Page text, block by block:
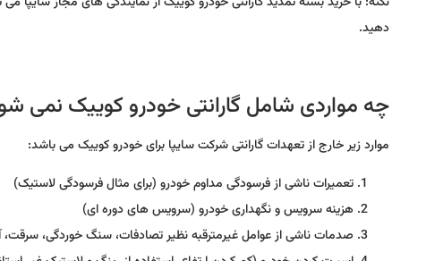
دهید.
چه مواردی شامل گارانتی خودرو کوییک نمی
موارد زیر خارج از تعهدات گارانتی شرکت سایپا برای خودرو کوییک می باشد:
تعمیرات ناشی از فرسودگی مداوم خودرو (برای مثال فرسودگی لاستیک)
هزینه سرویس و نگهداری خودرو (سرویس های دوره ای)
صدمات ناشی از عوامل غیرمترقبه نظیر تصادفات، سنگ خوردگی،